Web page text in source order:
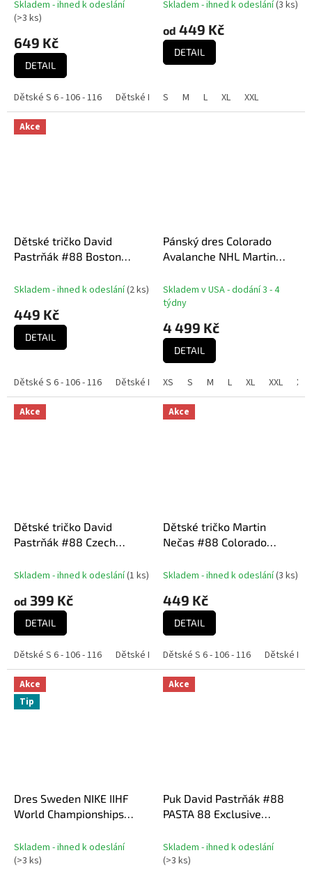
Skladem - ihned k odeslání
(>3 ks)
649 Kč
DETAIL
Dětské S 6 - 106 - 116 Dětské M 8 - 118 - 128 Dětské L 10 - 130 - 140
Skladem - ihned k odeslání(3 ks)
od 449 Kč
DETAIL
S M L XL XXL
Akce
Dětské tričko David
Pastrňák #88 Boston
Collection (Boston Bruins
Skladem - ihned k odeslání(2 ks)
449 Kč
DETAIL
Dětské S 6 - 106 - 116 Dětské M 8 - 118 - 128 Dětské L 10 - 130 - 140
Pánský dres Colorado
Avalanche NHL Martin
Home
Skladem v USA - dodání 3 - 4
týdny
4 499 Kč
DETAIL
XS S M L XL XXL
Akce
Dětské tričko David
Pastrňák #88 Czech
Red
Skladem - ihned k odeslání(1 ks)
od 399 Kč
DETAIL
Dětské S 6 - 106 - 116 Dětské M 8 - 118 - 128 Dětské L 10 - 130 - 140
Akce
Dětské tričko Martin
Nečas #88 Colorado
Collection (Colorado
Skladem - ihned k odeslání(3 ks)
449 Kč
DETAIL
Dětské S 6 - 106 - 116 Dětské M
Akce
Tip
Dres Sweden NIKE IIHF
World Championships
Skladem - ihned k odeslání
(>3 ks)
Akce
Puk David Pastrňák #88
PASTA 88 Exclusive
NHL
Skladem - ihned k odeslání
(>3 ks)